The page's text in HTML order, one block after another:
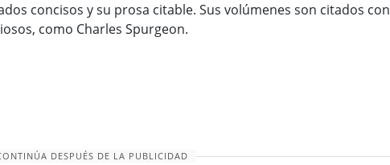
concisos y su prosa citable. Sus volúmenes son citados con
como Charles Spurgeon.
DESPUÉS DE LA PUBLICIDAD